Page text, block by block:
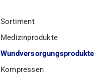
Sortiment
Medizinprodukte
Wundversorgungsprodukte
Kompressen